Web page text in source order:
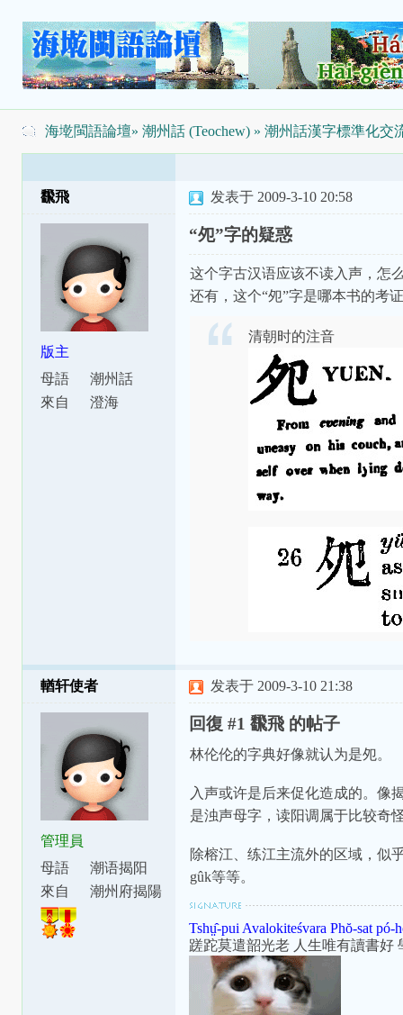
海墘閩語論壇» 潮州話 (Teochew)» 潮州話漢字標準化交
飜飛
版主
母語
潮州話
來自
澄海
发表于 2009-3-10 20:58
“夗”字的疑惑
这个字古汉语应该不读入声，怎
还有，这个“夗”字是哪本书的考
清朝时的注音
輶轩使者
管理員
母語
潮语揭阳
腔
來自
潮州府揭陽
发表于 2009-3-10 21:38
回復 #1 飜飛 的帖子
林伦伦的字典好像就认为是夗。
入声或许是后来促化造成的。像
是浊声母字，读阳调属于比较奇
除榕江、练江主流外的区域，似
gûk等等。
Tshṳ̂-pui Avalokiteśvara Phŏ-sat pó-
蹉跎莫遣韶光老 人生唯有讀書好